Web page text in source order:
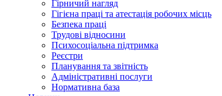
Гірничий нагляд
Гігієна праці та атестація робочих місць
Безпека праці
Трудові відносини
Психосоціальна підтримка
Реєстри
Планування та звітність
Адміністративні послуги
Нормативна база